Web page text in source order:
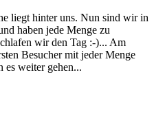
liegt hinter uns. Nun sind wir in
haben jede Menge zu
wir den Tag :-)... Am
Besucher mit jeder Menge
es weiter gehen...